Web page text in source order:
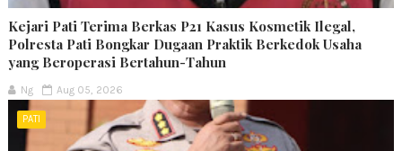
Kejari Pati Terima Berkas P21 Kasus Kosmetik Ilegal,
Polresta Pati Bongkar Dugaan Praktik Berkedok Usaha
yang Beroperasi Bertahun-Tahun
Ng Aug 05, 2026
PATI